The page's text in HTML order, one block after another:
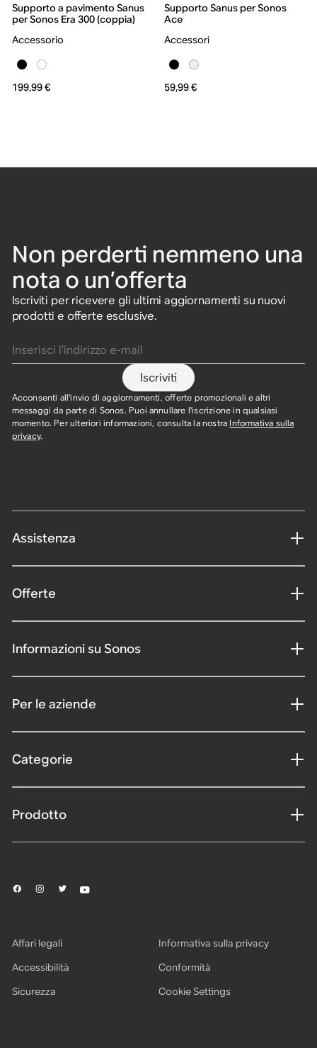
Supporto a pavimento Sanus
per Sonos Era 300 (coppia)
Accessorio
199,99 €
Supporto Sanus per Sonos
Ace
Accessori
59,99 €
Non perderti nemmeno una
nota o un’offerta
Iscriviti per ricevere gli ultimi aggiornamenti su nuovi
prodotti e offerte esclusive.
Iscriviti
Acconsenti all'invio di aggiornamenti, offerte promozionali e altri
messaggi da parte di Sonos. Puoi annullare l'iscrizione in qualsiasi
momento. Per ulteriori informazioni, consulta la nostra Informativa sulla
privacy.
Assistenza
Offerte
Informazioni su Sonos
Per le aziende
Categorie
Prodotto
Affari legali
Informativa sulla privacy
Accessibilità
Conformità
Sicurezza
Cookie Settings